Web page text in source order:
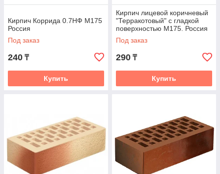
Кирпич Коррида 0.7НФ М175
Россия
Под заказ
240 ₸
Купить
Кирпич лицевой коричневый
"Терракотовый" с гладкой
поверхностью М175. Россия
Под заказ
290 ₸
Купить